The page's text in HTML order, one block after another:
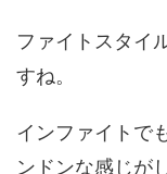
ファイトスタイ
すね。
インファイトで
ンドンな感じが